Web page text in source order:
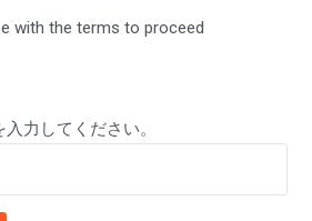
with the terms to proceed
力してください。